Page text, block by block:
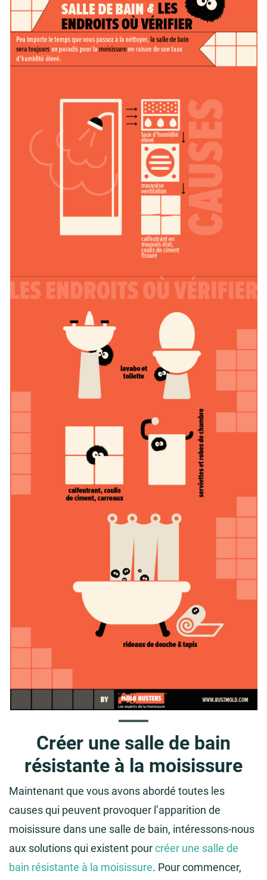
Créer une salle de bain
résistante à la moisissure
Maintenant que vous avons abordé toutes les
causes qui peuvent provoquer l’apparition de
moisissure dans une salle de bain, intéressons-nous
aux solutions qui existent pourcréer une salle de
bain résistante à la moisissure. Pour commencer,